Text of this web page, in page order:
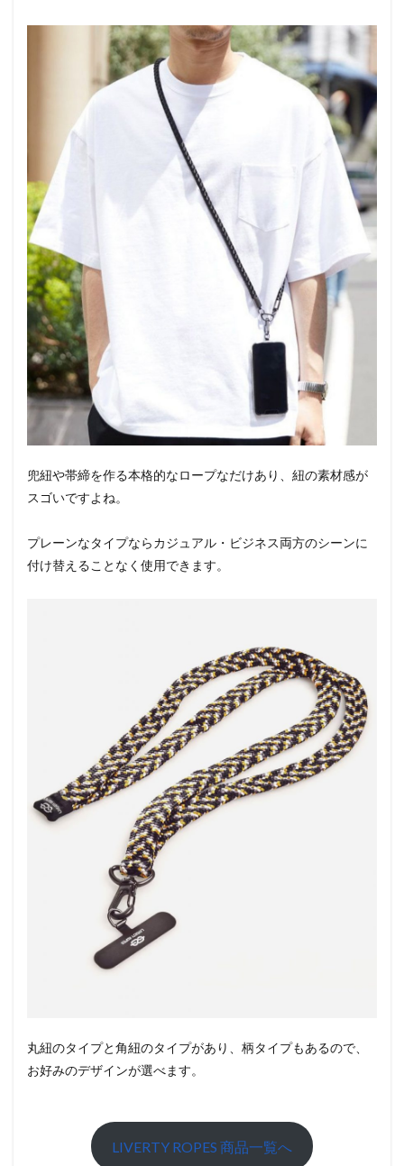
兜紐や帯締を作る本格的なロープなだけあり、紐の素材感が
スゴいですよね。
プレーンなタイプならカジュアル・ビジネス両方のシーンに
付け替えることなく使用できます。
丸紐のタイプと角紐のタイプがあり、柄タイプもあるので、
お好みのデザインが選べます。
LIVERTY ROPES 商品一覧へ